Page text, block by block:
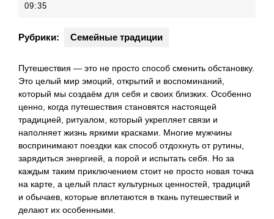
09:35
Рубрики: Семейные традиции
Путешествия — это не просто способ сменить обстановку.
Это целый мир эмоций, открытий и воспоминаний,
который мы создаём для себя и своих близких. Особенно
ценно, когда путешествия становятся настоящей
традицией, ритуалом, который укрепляет связи и
наполняет жизнь яркими красками. Многие мужчины
воспринимают поездки как способ отдохнуть от рутины,
зарядиться энергией, а порой и испытать себя. Но за
каждым таким приключением стоит не просто новая точка
на карте, а целый пласт культурных ценностей, традиций
и обычаев, которые вплетаются в ткань путешествий и
делают их особенными.